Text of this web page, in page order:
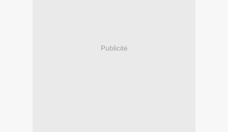
Publicité